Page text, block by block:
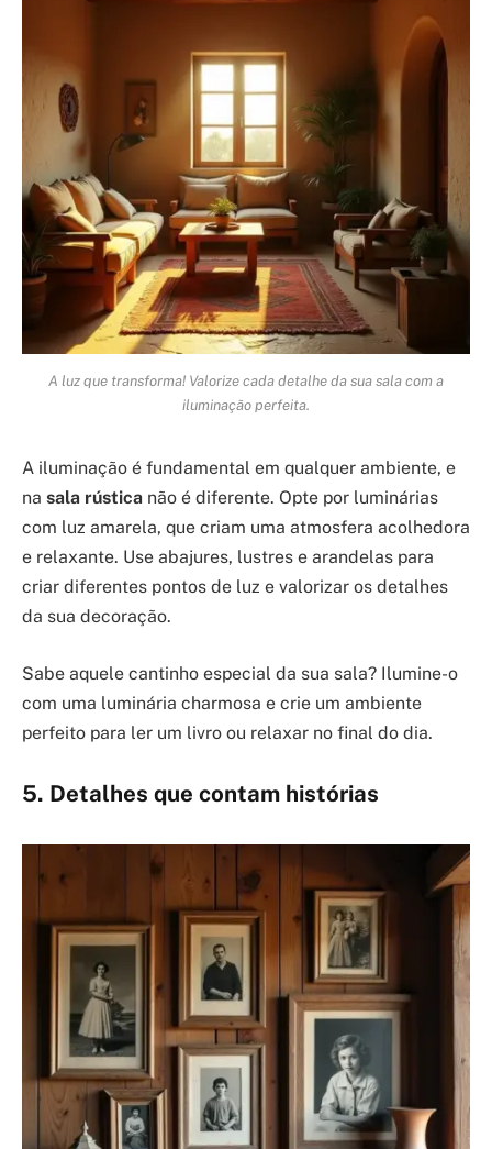
A luz que transforma! Valorize cada detalhe da sua sala com a
iluminação perfeita.
A iluminação é fundamental em qualquer ambiente, e
na sala rústica não é diferente. Opte por luminárias
com luz amarela, que criam uma atmosfera acolhedora
e relaxante. Use abajures, lustres e arandelas para
criar diferentes pontos de luz e valorizar os detalhes
da sua decoração.
Sabe aquele cantinho especial da sua sala? Ilumine-o
com uma luminária charmosa e crie um ambiente
perfeito para ler um livro ou relaxar no final do dia.
5. Detalhes que contam histórias